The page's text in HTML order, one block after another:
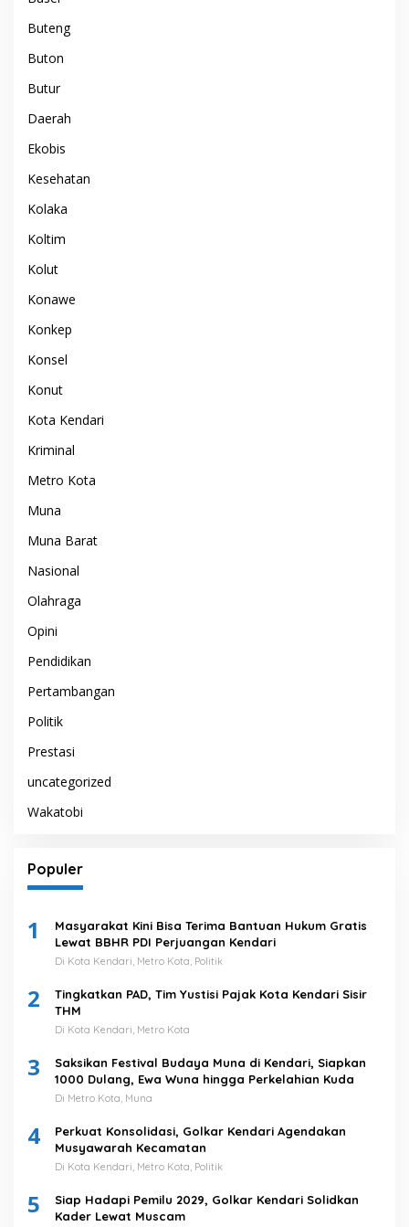
Buteng
Buton
Butur
Daerah
Ekobis
Kesehatan
Kolaka
Koltim
Kolut
Konawe
Konkep
Konsel
Konut
Kota Kendari
Kriminal
Metro Kota
Muna
Muna Barat
Nasional
Olahraga
Opini
Pendidikan
Pertambangan
Politik
Prestasi
uncategorized
Wakatobi
Populer
1
Masyarakat Kini Bisa Terima Bantuan Hukum Gratis
Lewat BBHR PDI Perjuangan Kendari
Di Kota Kendari, Metro Kota, Politik
2
Tingkatkan PAD, Tim Yustisi Pajak Kota Kendari Sisir
THM
Di Kota Kendari, Metro Kota
3
Saksikan Festival Budaya Muna di Kendari, Siapkan
1000 Dulang, Ewa Wuna hingga Perkelahian Kuda
Di Metro Kota, Muna
4
Perkuat Konsolidasi, Golkar Kendari Agendakan
Musyawarah Kecamatan
Di Kota Kendari, Metro Kota, Politik
5
Siap Hadapi Pemilu 2029, Golkar Kendari Solidkan
Kader Lewat Muscam